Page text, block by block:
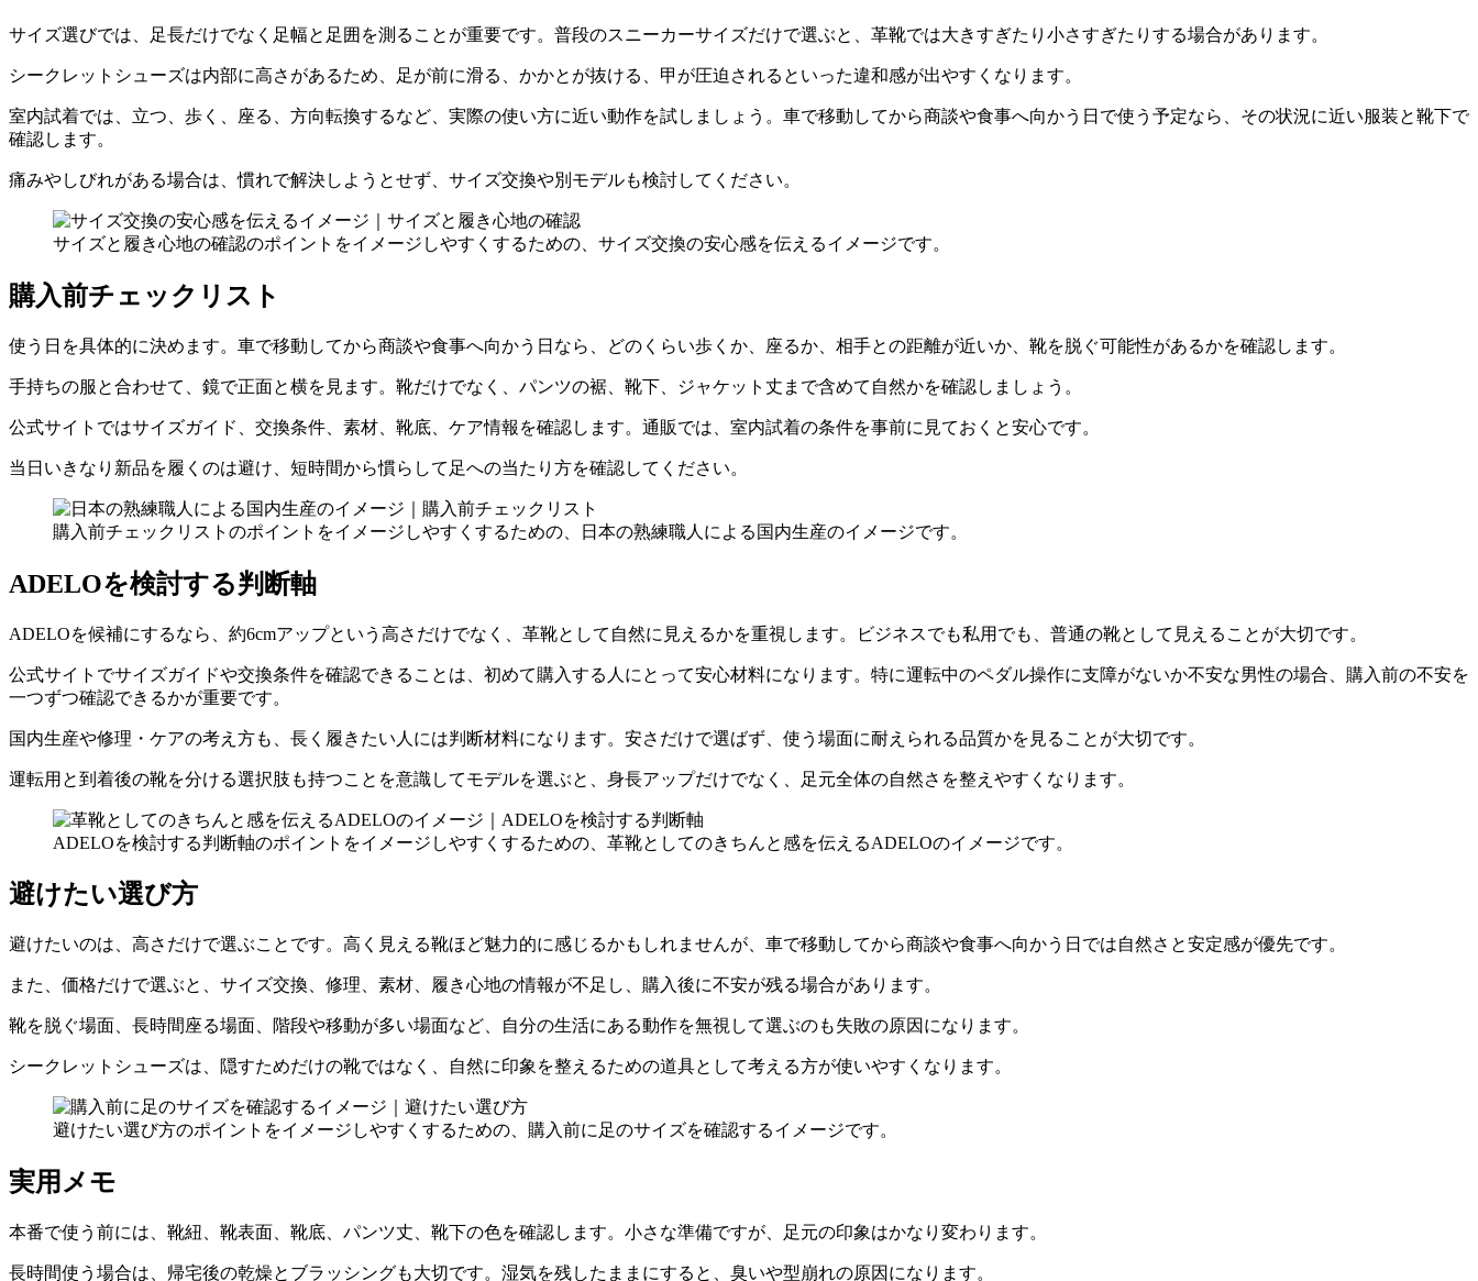
サイズ選びでは、足長だけでなく足幅と足囲を測ることが重要です。普段のスニーカーサイズだけで選ぶと、革靴では大きすぎたり小さすぎたりする場合があります。
シークレットシューズは内部に高さがあるため、足が前に滑る、かかとが抜ける、甲が圧迫されるといった違和感が出やすくなります。
室内試着では、立つ、歩く、座る、方向転換するなど、実際の使い方に近い動作を試しましょう。車で移動してから商談や食事へ向かう日で使う予定なら、その状況に近い服装と靴下で
確認します。
痛みやしびれがある場合は、慣れで解決しようとせず、サイズ交換や別モデルも検討してください。
サイズと履き心地の確認のポイントをイメージしやすくするための、サイズ交換の安心感を伝えるイメージです。
購入前チェックリスト
使う日を具体的に決めます。車で移動してから商談や食事へ向かう日なら、どのくらい歩くか、座るか、相手との距離が近いか、靴を脱ぐ可能性があるかを確認します。
手持ちの服と合わせて、鏡で正面と横を見ます。靴だけでなく、パンツの裾、靴下、ジャケット丈まで含めて自然かを確認しましょう。
公式サイトではサイズガイド、交換条件、素材、靴底、ケア情報を確認します。通販では、室内試着の条件を事前に見ておくと安心です。
当日いきなり新品を履くのは避け、短時間から慣らして足への当たり方を確認してください。
購入前チェックリストのポイントをイメージしやすくするための、日本の熟練職人による国内生産のイメージです。
ADELOを検討する判断軸
ADELOを候補にするなら、約6cmアップという高さだけでなく、革靴として自然に見えるかを重視します。ビジネスでも私用でも、普通の靴として見えることが大切です。
公式サイトでサイズガイドや交換条件を確認できることは、初めて購入する人にとって安心材料になります。特に運転中のペダル操作に支障がないか不安な男性の場合、購入前の不安を
一つずつ確認できるかが重要です。
国内生産や修理・ケアの考え方も、長く履きたい人には判断材料になります。安さだけで選ばず、使う場面に耐えられる品質かを見ることが大切です。
運転用と到着後の靴を分ける選択肢も持つことを意識してモデルを選ぶと、身長アップだけでなく、足元全体の自然さを整えやすくなります。
ADELOを検討する判断軸のポイントをイメージしやすくするための、革靴としてのきちんと感を伝えるADELOのイメージです。
避けたい選び方
避けたいのは、高さだけで選ぶことです。高く見える靴ほど魅力的に感じるかもしれませんが、車で移動してから商談や食事へ向かう日では自然さと安定感が優先です。
また、価格だけで選ぶと、サイズ交換、修理、素材、履き心地の情報が不足し、購入後に不安が残る場合があります。
靴を脱ぐ場面、長時間座る場面、階段や移動が多い場面など、自分の生活にある動作を無視して選ぶのも失敗の原因になります。
シークレットシューズは、隠すためだけの靴ではなく、自然に印象を整えるための道具として考える方が使いやすくなります。
避けたい選び方のポイントをイメージしやすくするための、購入前に足のサイズを確認するイメージです。
実用メモ
本番で使う前には、靴紐、靴表面、靴底、パンツ丈、靴下の色を確認します。小さな準備ですが、足元の印象はかなり変わります。
長時間使う場合は、帰宅後の乾燥とブラッシングも大切です。湿気を残したままにすると、臭いや型崩れの原因になります。